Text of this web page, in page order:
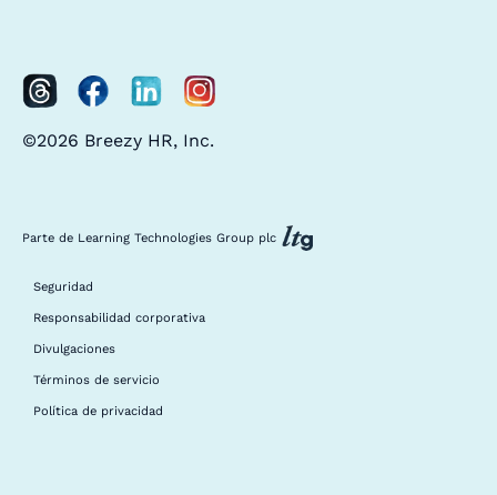
©2026 Breezy HR, Inc.
Parte de Learning Technologies Group plc
Seguridad
Responsabilidad corporativa
Divulgaciones
Términos de servicio
Política de privacidad